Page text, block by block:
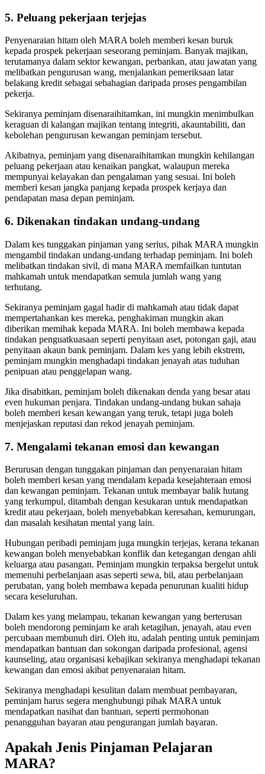
5. Peluang pekerjaan terjejas
Penyenaraian hitam oleh MARA boleh memberi kesan buruk
kepada prospek pekerjaan seseorang peminjam. Banyak majikan,
terutamanya dalam sektor kewangan, perbankan, atau jawatan yang
melibatkan pengurusan wang, menjalankan pemeriksaan latar
belakang kredit sebagai sebahagian daripada proses pengambilan
pekerja.
Sekiranya peminjam disenaraihitamkan, ini mungkin menimbulkan
keraguan di kalangan majikan tentang integriti, akauntabiliti, dan
kebolehan pengurusan kewangan peminjam tersebut.
Akibatnya, peminjam yang disenaraihitamkan mungkin kehilangan
peluang pekerjaan atau kenaikan pangkat, walaupun mereka
mempunyai kelayakan dan pengalaman yang sesuai. Ini boleh
memberi kesan jangka panjang kepada prospek kerjaya dan
pendapatan masa depan peminjam.
6. Dikenakan tindakan undang-undang
Dalam kes tunggakan pinjaman yang serius, pihak MARA mungkin
mengambil tindakan undang-undang terhadap peminjam. Ini boleh
melibatkan tindakan sivil, di mana MARA memfailkan tuntutan
mahkamah untuk mendapatkan semula jumlah wang yang
terhutang.
Sekiranya peminjam gagal hadir di mahkamah atau tidak dapat
mempertahankan kes mereka, penghakiman mungkin akan
diberikan memihak kepada MARA. Ini boleh membawa kepada
tindakan penguatkuasaan seperti penyitaan aset, potongan gaji, atau
penyitaan akaun bank peminjam. Dalam kes yang lebih ekstrem,
peminjam mungkin menghadapi tindakan jenayah atas tuduhan
penipuan atau penggelapan wang.
Jika disabitkan, peminjam boleh dikenakan denda yang besar atau
even hukuman penjara. Tindakan undang-undang bukan sahaja
boleh memberi kesan kewangan yang teruk, tetapi juga boleh
menjejaskan reputasi dan rekod jenayah peminjam.
7. Mengalami tekanan emosi dan kewangan
Berurusan dengan tunggakan pinjaman dan penyenaraian hitam
boleh memberi kesan yang mendalam kepada kesejahteraan emosi
dan kewangan peminjam. Tekanan untuk membayar balik hutang
yang terkumpul, ditambah dengan kesukaran untuk mendapatkan
kredit atau pekerjaan, boleh menyebabkan keresahan, kemurungan,
dan masalah kesihatan mental yang lain.
Hubungan peribadi peminjam juga mungkin terjejas, kerana tekanan
kewangan boleh menyebabkan konflik dan ketegangan dengan ahli
keluarga atau pasangan. Peminjam mungkin terpaksa bergelut untuk
memenuhi perbelanjaan asas seperti sewa, bil, atau perbelanjaan
perubatan, yang boleh membawa kepada penurunan kualiti hidup
secara keseluruhan.
Dalam kes yang melampau, tekanan kewangan yang berterusan
boleh mendorong peminjam ke arah ketagihan, jenayah, atau even
percubaan membunuh diri. Oleh itu, adalah penting untuk peminjam
mendapatkan bantuan dan sokongan daripada profesional, agensi
kaunseling, atau organisasi kebajikan sekiranya menghadapi tekanan
kewangan dan emosi akibat penyenaraian hitam.
Sekiranya menghadapi kesulitan dalam membuat pembayaran,
peminjam harus segera menghubungi pihak MARA untuk
mendapatkan nasihat dan bantuan, seperti permohonan
penangguhan bayaran atau pengurangan jumlah bayaran.
Apakah Jenis Pinjaman Pelajaran
MARA?